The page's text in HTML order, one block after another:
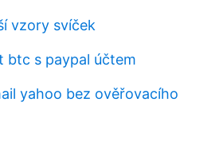
vzory svíček
btc s paypal účtem
yahoo bez ověřovacího